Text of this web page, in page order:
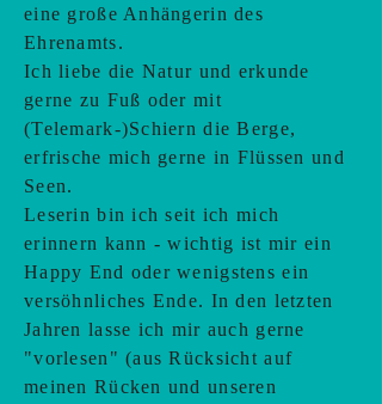
eine große Anhängerin des
Ehrenamts.
Ich liebe die Natur und erkunde
gerne zu Fuß oder mit
(Telemark-)Schiern die Berge,
erfrische mich gerne in Flüssen und
Seen.
Leserin bin ich seit ich mich
erinnern kann - wichtig ist mir ein
Happy End oder wenigstens ein
versöhnliches Ende. In den letzten
Jahren lasse ich mir auch gerne
"vorlesen" (aus Rücksicht auf
meinen Rücken und unseren